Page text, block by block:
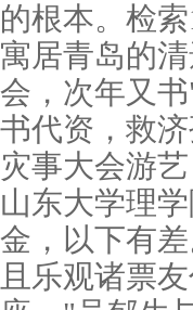
的根本。检
寓居青岛的
会，次年又
书代资，救
灾事大会游
山东大学理
金，以下有
且乐观诸票